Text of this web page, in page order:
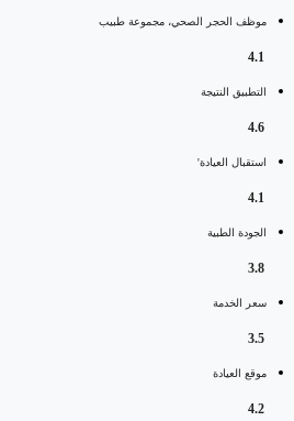
موظف الحجر الصحي، مجموعة طبيب
التطبيق النتيجة
استقبال العيادة'
الجودة الطبية
سعر الخدمة
موقع العيادة